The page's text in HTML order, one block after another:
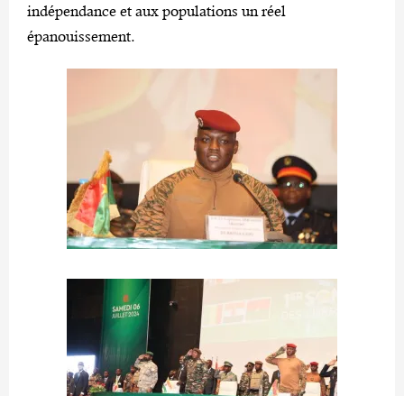
indépendance et aux populations un réel
épanouissement.